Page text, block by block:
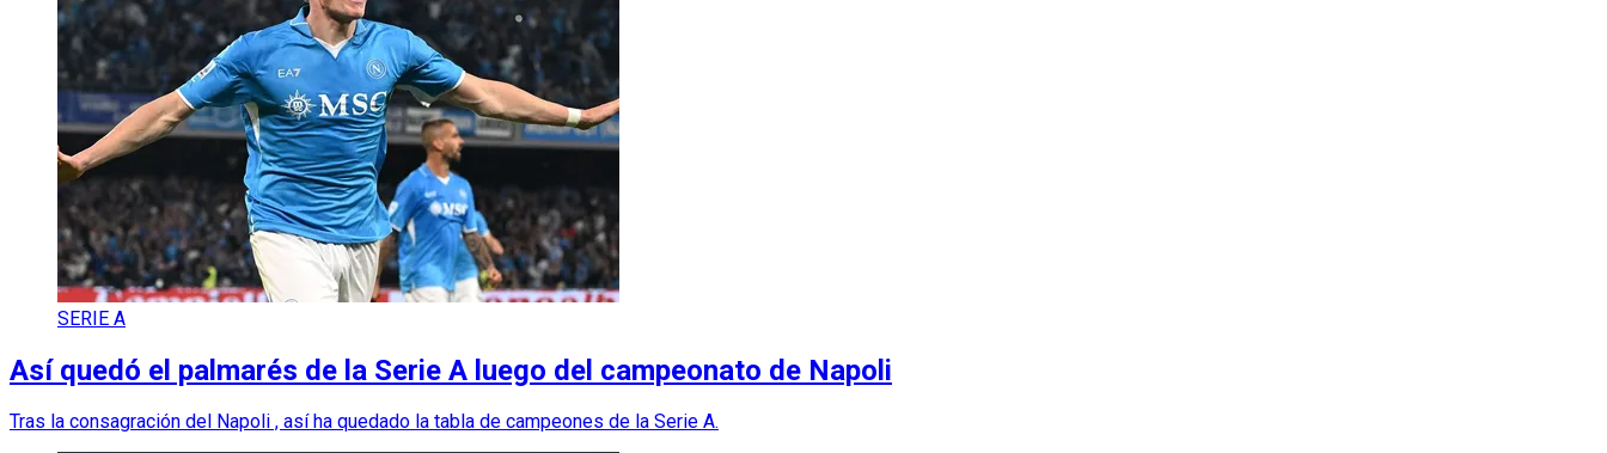
SERIE A
Así quedó el palmarés de la Serie A luego del campeonato de Napoli
Tras la consagración del Napoli , así ha quedado la tabla de campeones de la Serie A.